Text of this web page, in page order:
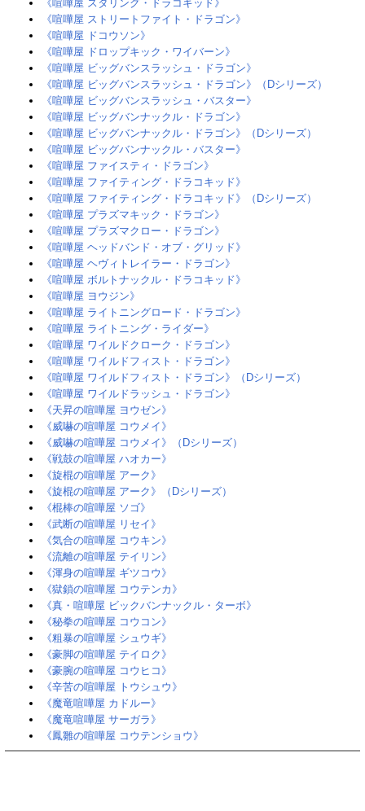
《喧嘩屋 スタリング・ドラコキッド》
《喧嘩屋 ストリートファイト・ドラゴン》
《喧嘩屋 ドコウソン》
《喧嘩屋 ドロップキック・ワイバーン》
《喧嘩屋 ビッグバンスラッシュ・ドラゴン》
《喧嘩屋 ビッグバンスラッシュ・ドラゴン》（Dシリーズ）
《喧嘩屋 ビッグバンスラッシュ・バスター》
《喧嘩屋 ビッグバンナックル・ドラゴン》
《喧嘩屋 ビッグバンナックル・ドラゴン》（Dシリーズ）
《喧嘩屋 ビッグバンナックル・バスター》
《喧嘩屋 ファイスティ・ドラゴン》
《喧嘩屋 ファイティング・ドラコキッド》
《喧嘩屋 ファイティング・ドラコキッド》（Dシリーズ）
《喧嘩屋 プラズマキック・ドラゴン》
《喧嘩屋 プラズマクロー・ドラゴン》
《喧嘩屋 ヘッドバンド・オブ・グリッド》
《喧嘩屋 ヘヴィトレイラー・ドラゴン》
《喧嘩屋 ボルトナックル・ドラコキッド》
《喧嘩屋 ヨウジン》
《喧嘩屋 ライトニングロード・ドラゴン》
《喧嘩屋 ライトニング・ライダー》
《喧嘩屋 ワイルドクローク・ドラゴン》
《喧嘩屋 ワイルドフィスト・ドラゴン》
《喧嘩屋 ワイルドフィスト・ドラゴン》（Dシリーズ）
《喧嘩屋 ワイルドラッシュ・ドラゴン》
《天昇の喧嘩屋 ヨウゼン》
《威嚇の喧嘩屋 コウメイ》
《威嚇の喧嘩屋 コウメイ》（Dシリーズ）
《戦鼓の喧嘩屋 ハオカー》
《旋棍の喧嘩屋 アーク》
《旋棍の喧嘩屋 アーク》（Dシリーズ）
《棍棒の喧嘩屋 ソゴ》
《武断の喧嘩屋 リセイ》
《気合の喧嘩屋 コウキン》
《流離の喧嘩屋 テイリン》
《渾身の喧嘩屋 ギツコウ》
《獄鎖の喧嘩屋 コウテンカ》
《真・喧嘩屋 ビックバンナックル・ターボ》
《秘拳の喧嘩屋 コウコン》
《粗暴の喧嘩屋 シュウギ》
《豪脚の喧嘩屋 テイロク》
《豪腕の喧嘩屋 コウヒコ》
《辛苦の喧嘩屋 トウシュウ》
《魔竜喧嘩屋 カドルー》
《魔竜喧嘩屋 サーガラ》
《鳳雛の喧嘩屋 コウテンショウ》